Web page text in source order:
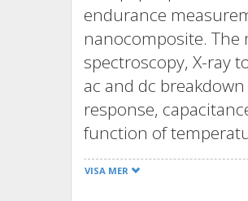
endurance
nanocomposite. The
spectroscopy, X-ray
ac and dc
response,
function of
reference PP and PP
voltage. Material
VISA MER